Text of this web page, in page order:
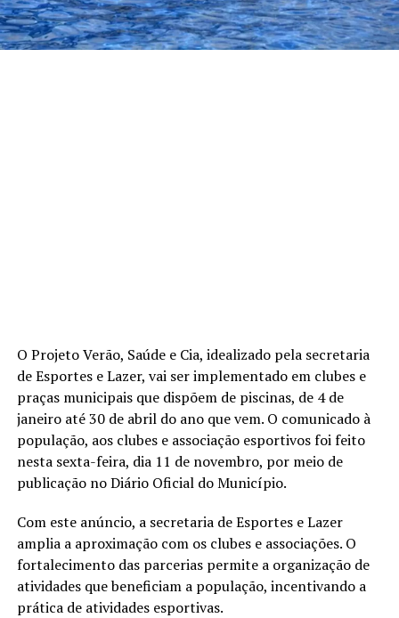
O Projeto Verão, Saúde e Cia, idealizado pela secretaria
de Esportes e Lazer, vai ser implementado em clubes e
praças municipais que dispõem de piscinas, de 4 de
janeiro até 30 de abril do ano que vem. O comunicado à
população, aos clubes e associação esportivos foi feito
nesta sexta-feira, dia 11 de novembro, por meio de
publicação no Diário Oficial do Município.
Com este anúncio, a secretaria de Esportes e Lazer
amplia a aproximação com os clubes e associações. O
fortalecimento das parcerias permite a organização de
atividades que beneficiam a população, incentivando a
prática de atividades esportivas.